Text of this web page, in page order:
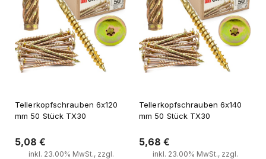
Tellerkopfschrauben 6x120
mm 50 Stück TX30
5,08 €
inkl. 23.00% MwSt., zzgl.
Tellerkopfschrauben 6x140
mm 50 Stück TX30
5,68 €
inkl. 23.00% MwSt., zzgl.